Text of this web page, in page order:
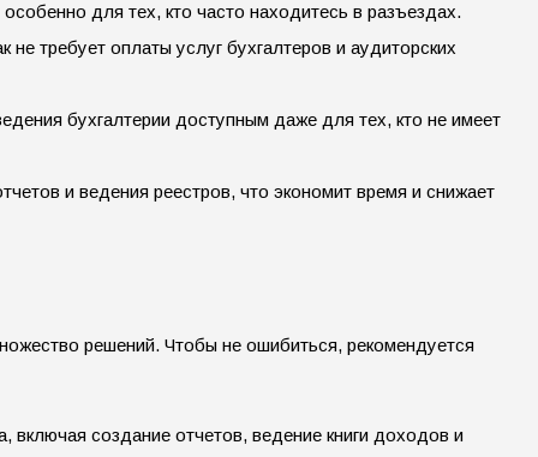
для тех, кто часто находитесь в разъездах.
требует оплаты услуг бухгалтеров и аудиторских
бухгалтерии доступным даже для тех, кто не имеет
и ведения реестров, что экономит время и снижает
решений. Чтобы не ошибиться, рекомендуется
создание отчетов, ведение книги доходов и